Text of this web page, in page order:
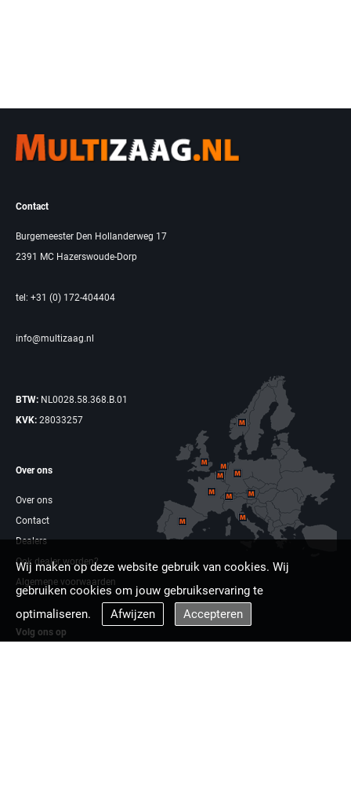
Contact
Burgemeester Den Hollanderweg 17
2391 MC Hazerswoude-Dorp
tel: +31 (0) 172-404404
info@multizaag.nl
BTW: NL0028.58.368.B.01
KVK: 28033257
Over ons
Over ons
Contact
Dealers
Ook dealer worden?
Algemene voorwaarden
Volg ons op
Wij maken op deze website gebruik van cookies. Wij
gebruiken cookies om jouw gebruikservaring te
optimaliseren.
Afwijzen Accepteren